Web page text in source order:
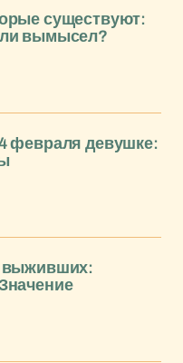
существуют:
вымысел?
февраля девушке:
выживших: